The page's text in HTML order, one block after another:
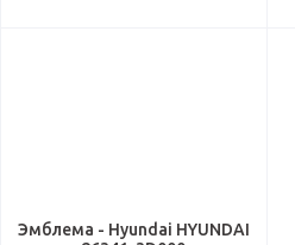
Эмблема - Hyundai HYUNDAI